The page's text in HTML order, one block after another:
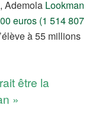
Ademola Lookman
euros (1 514 807
à 55 millions
être la
»